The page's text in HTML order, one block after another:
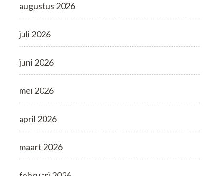
augustus 2026
juli 2026
juni 2026
mei 2026
april 2026
maart 2026